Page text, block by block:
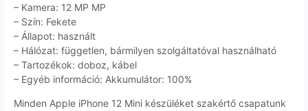
– Kamera: 12 MP MP
– Szín: Fekete
– Állapot: használt
– Hálózat: független, bármilyen szolgáltatóval használható
– Tartozékok: doboz, kábel
– Egyéb információ: Akkumulátor: 100%
Minden Apple iPhone 12 Mini készüléket szakértő csapatunk